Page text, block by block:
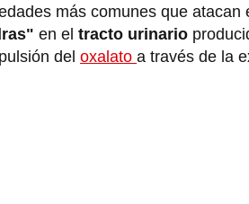
más comunes que
en el tracto urinario
del oxalato a través de la